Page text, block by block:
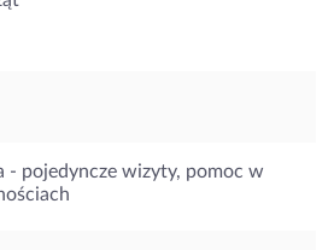
- pojedyncze wizyty, pomoc w